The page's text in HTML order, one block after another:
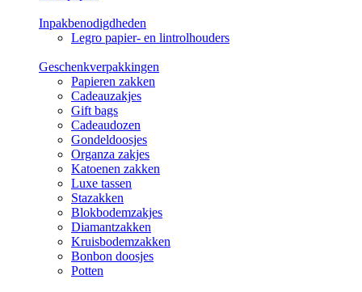
Inpakbenodigdheden
Legro papier- en lintrolhouders
Geschenkverpakkingen
Papieren zakken
Cadeauzakjes
Gift bags
Cadeaudozen
Gondeldoosjes
Organza zakjes
Katoenen zakken
Luxe tassen
Stazakken
Blokbodemzakjes
Diamantzakken
Kruisbodemzakken
Bonbon doosjes
Potten